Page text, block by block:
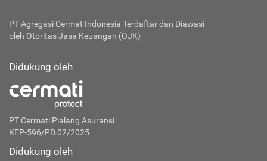
PT Agregasi Cermat Indonesia Terdaftar dan Diawasi
oleh Otoritas Jasa Keuangan (OJK)
Didukung oleh
PT Cermati Pialang Asuransi
KEP-596/PD.02/2025
Didukung oleh